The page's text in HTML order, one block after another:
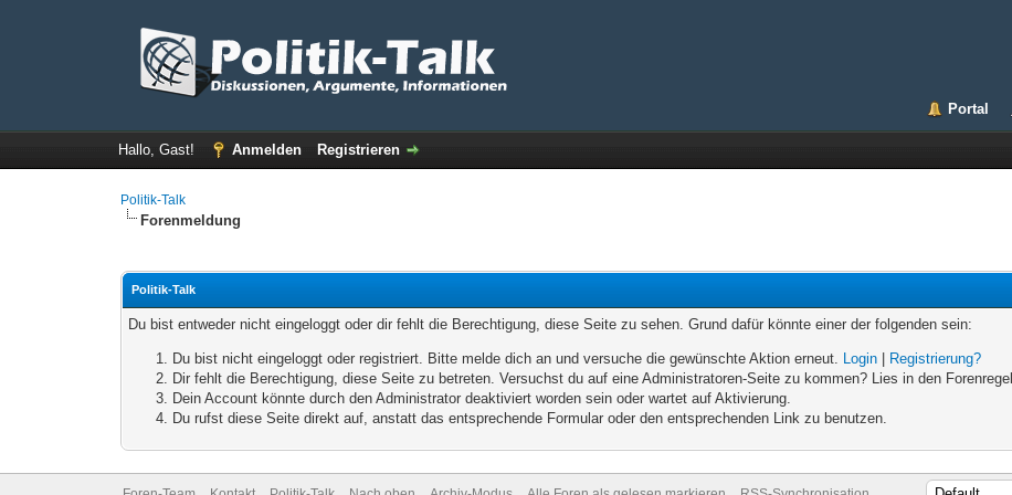
Portal
Hallo, Gast! Anmelden Registrieren
Politik-Talk
Forenmeldung
Politik-Talk
Du bist entweder nicht eingeloggt oder dir fehlt die Berechtigung, diese Seite zu sehen. Grund dafür könnte einer der folgenden sein:
Du bist nicht eingeloggt oder registriert. Bitte melde dich an und versuche die gewünschte Aktion erneut. Login
Registrierung?
Dir fehlt die Berechtigung, diese Seite zu betreten. Versuchst du auf eine Administratoren-Seite zu kommen? Lies in den
Dein Account könnte durch den Administrator deaktiviert worden sein oder wartet auf Aktivierung.
Du rufst diese Seite direkt auf, anstatt das entsprechende Formular oder den entsprechenden Link zu benutzen.